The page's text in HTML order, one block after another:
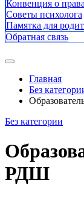
Конвенция о
Советы психолога
Памятка для
Обратная связь
Главная
Без
Без категории
РДШ